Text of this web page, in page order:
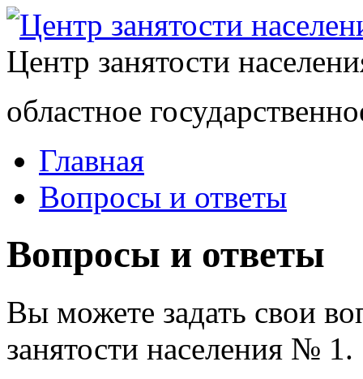
Центр занятости
областное
Главная
Вопросы и ответы
Вопросы и ответы
Вы можете задать свои
занятости населения № 1.